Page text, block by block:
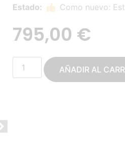
Estado:
Como nuevo:
795,00 €
AÑADIR AL